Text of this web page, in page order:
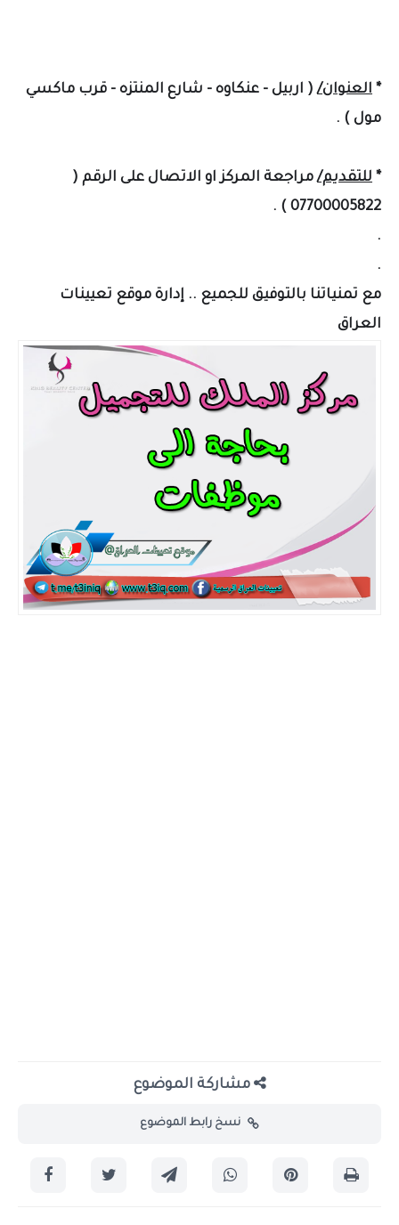
* العنوان/( اربيل - عنكاوه - شارع المنتزه - قرب ماكسي
مول ) .
* للتقديم/مراجعة المركز او الاتصال على الرقم (
07700005822 ) .
.
.
مع تمنياتنا بالتوفيق للجميع .. إدارة موقع تعيينات
العراق
مشاركة الموضوع
نسخ رابط الموضوع